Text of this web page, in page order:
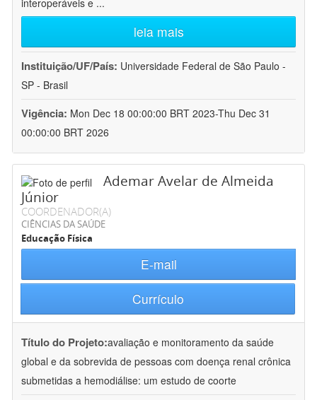
interoperáveis e ...
leia mais
Instituição/UF/País: Universidade Federal de São Paulo -
SP - Brasil
Vigência: Mon Dec 18 00:00:00 BRT 2023-Thu Dec 31
00:00:00 BRT 2026
Ademar Avelar de Almeida
Júnior
COORDENADOR(A)
CIÊNCIAS DA SAÚDE
Educação Física
E-mail
Currículo
Título do Projeto:avaliação e monitoramento da saúde
global e da sobrevida de pessoas com doença renal crônica
submetidas a hemodiálise: um estudo de coorte